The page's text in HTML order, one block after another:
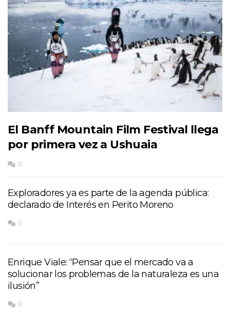
El Banff Mountain Film Festival llega
por primera vez a Ushuaia
0
Exploradores ya es parte de la agenda pública:
declarado de Interés en Perito Moreno
0
Enrique Viale: “Pensar que el mercado va a
solucionar los problemas de la naturaleza es una
ilusión”
0